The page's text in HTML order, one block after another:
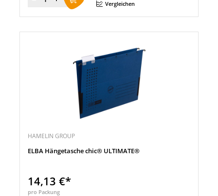
Menge
Vergleichen
HAMELIN GROUP
ELBA Hängetasche chic® ULTIMATE®
14,13 €*
pro Packung